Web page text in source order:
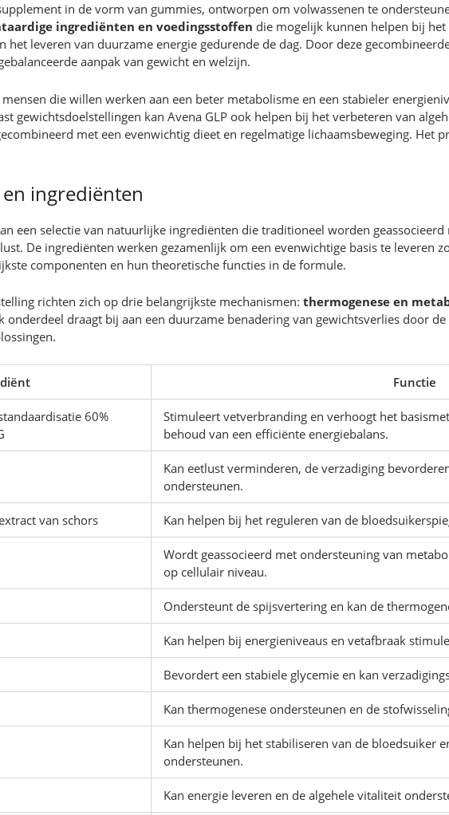
in de vorm van gummies, ontworpen om volwassenen te
ingrediënten en voedingsstoffen die mogelijk kunnen helpen bij
het leveren van duurzame energie gedurende de dag. Door deze
aanpak van gewicht en welzijn.
die willen werken aan een beter metabolisme en een stabieler
gewichtsdoelstellingen kan Avena GLP ook helpen bij het verbeteren van
met een evenwichtig dieet en regelmatige lichaamsbeweging. Het
ingrediënten
een selectie van natuurlijke ingrediënten die traditioneel worden
De ingrediënten werken gezamenlijk om een evenwichtige basis te leveren
componenten en hun theoretische functies in de formule.
richten zich op drie belangrijkste mechanismen: thermogenese en
onderdeel draagt bij aan een duurzame benadering van gewichtsverlies door
Functie
60%
Stimuleert vetverbranding en verhoogt het
behoud van een efficiënte energiebalans.
Kan eetlust verminderen, de verzadiging
ondersteunen.
van schors Kan helpen bij het reguleren van de
Wordt geassocieerd met ondersteuning van
op cellulair niveau.
Ondersteunt de spijsvertering en kan de
Kan helpen bij energieniveaus en vetafbraak
Bevordert een stabiele glycemie en kan
Kan thermogenese ondersteunen en de
Kan helpen bij het stabiliseren van de bloedsuiker
ondersteunen.
Kan energie leveren en de algehele vitaliteit